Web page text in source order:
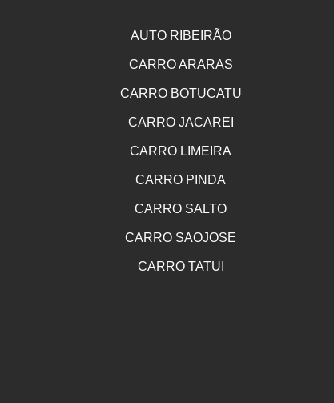
AUTO RIBEIRÃO
CARRO ARARAS
CARRO BOTUCATU
CARRO JACAREI
CARRO LIMEIRA
CARRO PINDA
CARRO SALTO
CARRO SAOJOSE
CARRO TATUI